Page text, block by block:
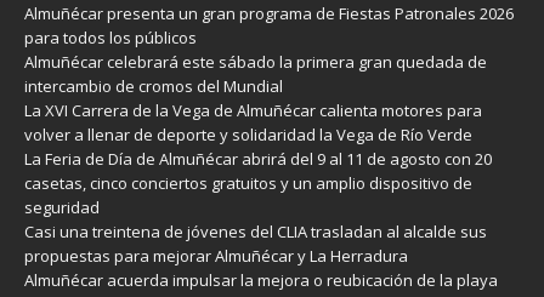
Almuñécar presenta un gran programa de Fiestas Patronales 2026
para todos los públicos
Almuñécar celebrará este sábado la primera gran quedada de
intercambio de cromos del Mundial
La XVI Carrera de la Vega de Almuñécar calienta motores para
volver a llenar de deporte y solidaridad la Vega de Río Verde
La Feria de Día de Almuñécar abrirá del 9 al 11 de agosto con 20
casetas, cinco conciertos gratuitos y un amplio dispositivo de
seguridad
Casi una treintena de jóvenes del CLIA trasladan al alcalde sus
propuestas para mejorar Almuñécar y La Herradura
Almuñécar acuerda impulsar la mejora o reubicación de la playa